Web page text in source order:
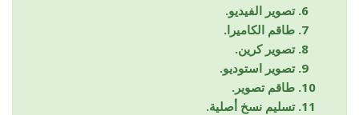
تصوير الفيديو.
طاقم الكاميرا.
تصوير كرين.
تصوير استوديو.
طاقم تصوير.
تسليم نسخ أصلية.